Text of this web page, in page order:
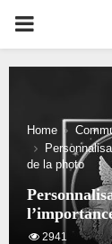
PRIMARY
MENU
Home
de la photo
2941